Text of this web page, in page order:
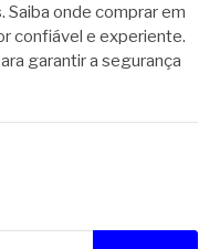
onde comprar em
confiável e experiente.
garantir a segurança